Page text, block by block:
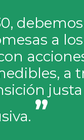
a los
a
justa
”